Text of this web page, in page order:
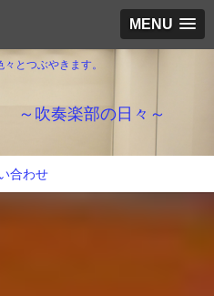
MENU
とつぶやきます。
～吹奏楽部の日々～
合わせ